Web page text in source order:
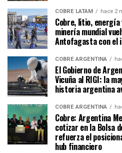
COBRE LATAM hace 2
Cobre, litio,
minería mundial
Antofagasta con el
COBRE ARGENTINA
El Gobierno de
Vicuña al RIGI: la
historia argentina
COBRE ARGENTINA
Cobre: Argentina
cotizar en la Bolsa
refuerza el
hub financiero